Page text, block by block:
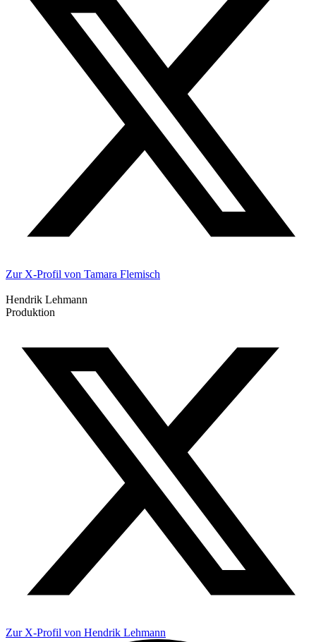
Zur X-Profil von Tamara Flemisch
Hendrik Lehmann
Produktion
Zur X-Profil von Hendrik Lehmann